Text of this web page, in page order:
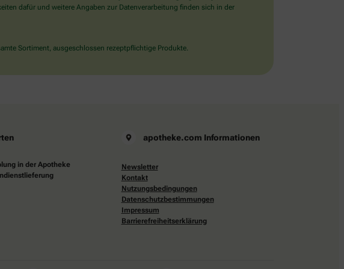
dafür und weitere Angaben zur Datenverarbeitung finden sich in der
Sortiment, ausgeschlossen rezeptpflichtige Produkte.
in der Apotheke
apotheke.com Informationen
Newsletter
Kontakt
Nutzungsbedingungen
Datenschutzbestimmungen
Impressum
Barrierefreiheitserklärung